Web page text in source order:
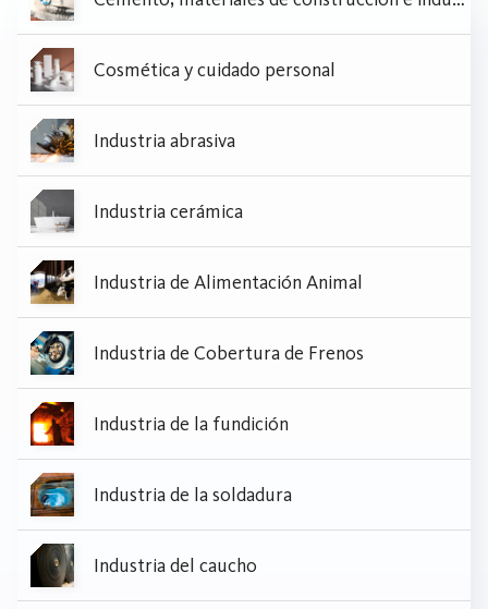
Cosmética y cuidado personal
Industria abrasiva
Industria cerámica
Industria de Alimentación Animal
Industria de Cobertura de Frenos
Industria de la fundición
Industria de la soldadura
Industria del caucho